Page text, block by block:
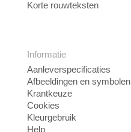
Korte rouwteksten
Informatie
Aanleverspecificaties
Afbeeldingen en symbolen
Krantkeuze
Cookies
Kleurgebruik
Help